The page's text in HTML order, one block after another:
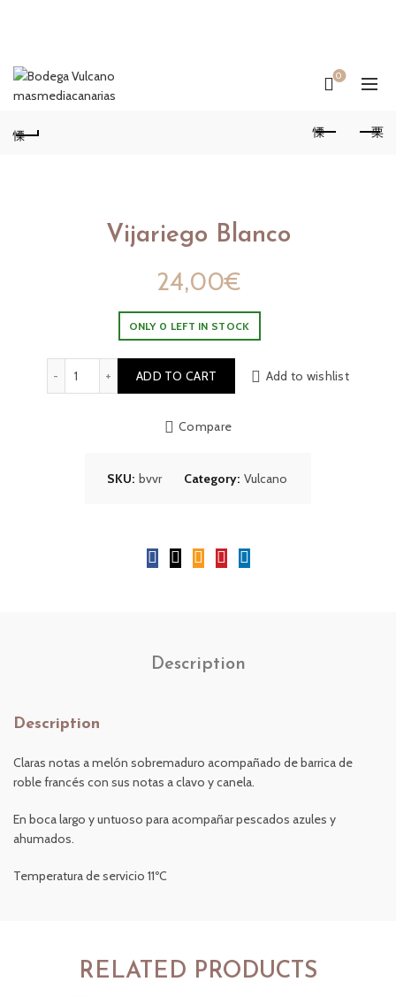
0
Vijariego Blanco
24,00€
ONLY 0 LEFT IN STOCK
Vijariego Blanco quantityADD TO CART Add to wishlist
Compare
SKU: bvvr Category: Vulcano
Description
Description
Claras notas a melón sobremaduro acompañado de barrica de
roble francés con sus notas a clavo y canela.
En boca largo y untuoso para acompañar pescados azules y
ahumados.
Temperatura de servicio 11ºC
RELATED PRODUCTS